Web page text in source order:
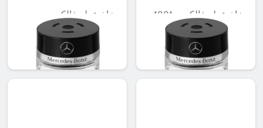
بخاخ عطر فالكون، 1001
MOOD
AED 548.10
بخاخ عطر فالكون،
GINGERY MOOD
AED 548.10